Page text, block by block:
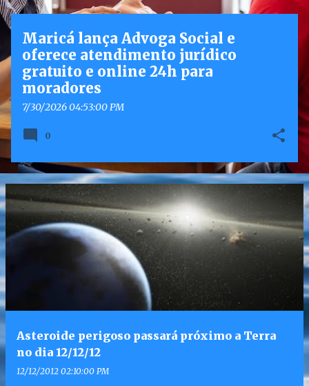
g
e
s
Maricá lança Advoga Social e
oferece atendimento jurídico
gratuito e online 24h para
moradores
7/30/2026 04:53:00 PM
0
Asteroide perigoso passará próximo a Terra
no dia 12/12/12
12/12/2012 02:10:00 PM